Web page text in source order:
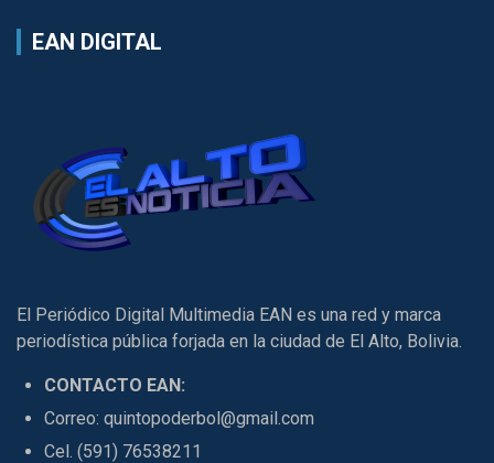
EAN DIGITAL
El Periódico Digital Multimedia EAN es una red y marca
periodística pública forjada en la ciudad de El Alto, Bolivia.
CONTACTO EAN:
Correo: quintopoderbol@gmail.com
Cel. (591) 76538211